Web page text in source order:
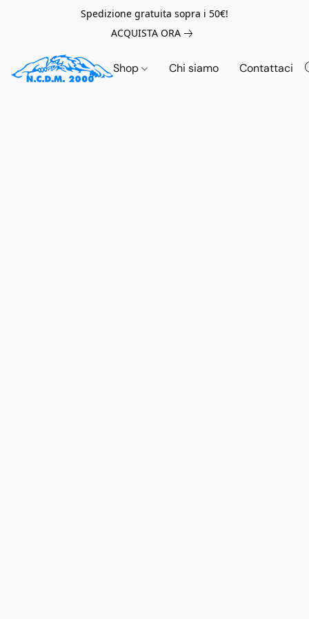
Spedizione gratuita sopra i 50€!
ACQUISTA ORA
Shop Chi siamo Contattaci